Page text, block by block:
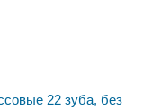
22 зуба, без